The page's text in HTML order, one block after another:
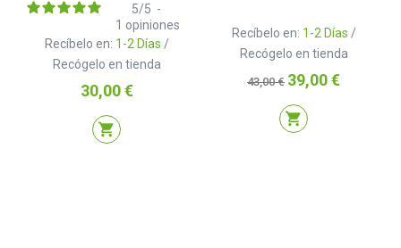
Recíbelo en: 1-2 Días /
Recógelo en tienda
5/5 -
1 opiniones
Precio
30,00 €
shopping_cart
Recíbelo en: 1-2 Días /
Recógelo en tienda
Precio
base
43,00 € Precio
39,00 €
shopping_cart